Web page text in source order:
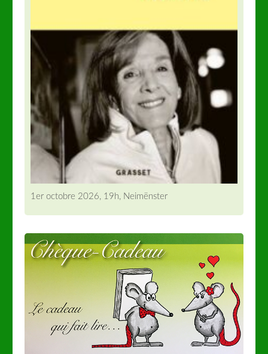
1er octobre 2026, 19h, Neimënster